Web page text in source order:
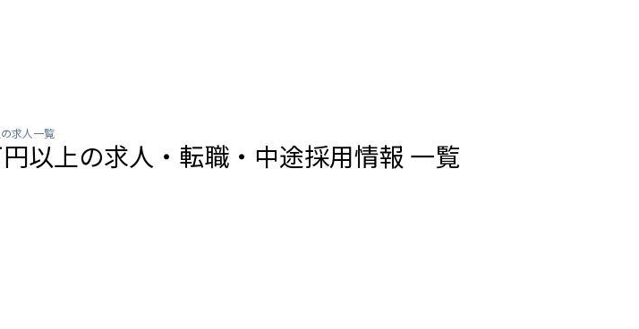
求人一覧
以上の求人・転職・中途採用情報 一覧